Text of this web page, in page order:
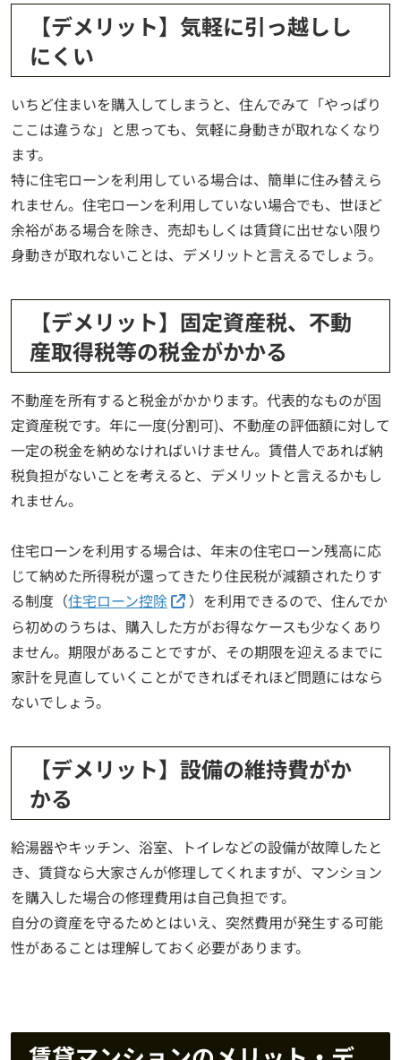
【デメリット】気軽に引っ越しし
にくい
いちど住まいを購入してしまうと、住んでみて「やっぱり
ここは違うな」と思っても、気軽に身動きが取れなくなり
ます。
特に住宅ローンを利用している場合は、簡単に住み替えら
れません。住宅ローンを利用していない場合でも、世ほど
余裕がある場合を除き、売却もしくは賃貸に出せない限り
身動きが取れないことは、デメリットと言えるでしょう。
【デメリット】固定資産税、不動
産取得税等の税金がかかる
不動産を所有すると税金がかかります。代表的なものが固
定資産税です。年に一度(分割可)、不動産の評価額に対して
一定の税金を納めなければいけません。賃借人であれば納
税負担がないことを考えると、デメリットと言えるかもし
れません。
住宅ローンを利用する場合は、年末の住宅ローン残高に応
じて納めた所得税が還ってきたり住民税が減額されたりす
る制度（住宅ローン控除
）を利用できるので、住んでか
ら初めのうちは、購入した方がお得なケースも少なくあり
ません。期限があることですが、その期限を迎えるまでに
家計を見直していくことができればそれほど問題にはなら
ないでしょう。
【デメリット】設備の維持費がか
かる
給湯器やキッチン、浴室、トイレなどの設備が故障したと
き、賃貸なら大家さんが修理してくれますが、マンション
を購入した場合の修理費用は自己負担です。
自分の資産を守るためとはいえ、突然費用が発生する可能
性があることは理解しておく必要があります。